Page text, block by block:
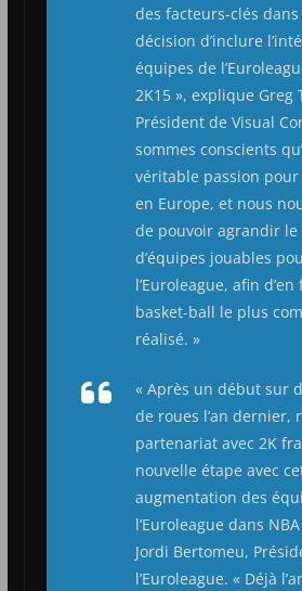
des facteurs-clés
décision d’inclure
équipes de
2K15 », explique Greg
Président de Visual
sommes conscients
véritable passion
en Europe, et nous
de pouvoir agrandir le
d’équipes jouables
l’Euroleague, afin
basket-ball le plus
réalisé. »
« Après un début sur
de roues l’an dernier,
partenariat avec 2K
nouvelle étape avec
augmentation des
l’Euroleague dans
Jordi Bertomeu,
l’Euroleague. « Déjà